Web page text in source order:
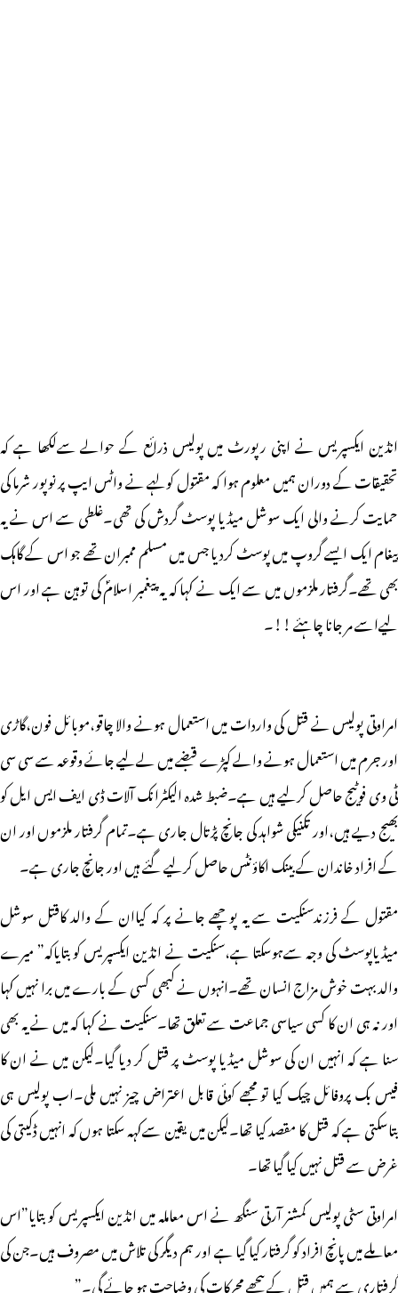
انڈین ایکسپریس نے اپنی رپورٹ میں پولیس ذرائع کے حوالے سےلکھا ہے کہ
تحقیقات کے دوران ہمیں معلوم ہوا کہ مقتول کولہے نے واٹس ایپ پر نوپور شرما کی
حمایت کرنے والی ایک سوشل میڈیا پوسٹ گردش کی تھی۔غلطی سے اس نے یہ
پیغام ایک ایسے گروپ میں پوسٹ کردیا جس میں مسلم ممبران تھے جو اس کے گاہک
بھی تھے۔گرفتار ملزموں میں سے ایک نے کہا کہ یہ پیغمبر اسلامؐ کی توہین ہے اور اس
لیےاسے مر جانا چاہئے !!۔
امراوتی پولیس نے قتل کی واردات میں استعمال ہونے والا چاقو،موبائل فون،گاڑی
اور جرم میں استعمال ہونے والے کپڑے قبضے میں لےلیے جائے وقوعہ سے سی سی
ٹی وی فوٹیج حاصل کرلیے ہیں ہے۔ضبط شدہ الیکٹرانک آلات ڈی ایف ایس ایل کو
بھیج دیے ہیں،اور تکنیکی شواہد کی جانچ پڑتال جاری ہے۔تمام گرفتار ملزموں اور ان
کے افراد خاندان کے بینک اکاؤنٹس حاصل کرلیے گئے ہیں اور جانچ جاری ہے۔
مقتول کے فرزندسنکیت سے یہ پوچھے جانے پر کہ کیاان کے والد کاقتل سوشل
میڈیاپوسٹ کی وجہ سےہوسکتا ہے،سنکیت نے انڈین ایکسپریس کو بتایاکہ” میرے
والد بہت خوش مزاج انسان تھے۔انہوں نے کبھی کسی کے بارے میں برا نہیں کہا
اور نہ ہی ان کا کسی سیاسی جماعت سے تعلق تھا۔سنکیت نے کہا کہ میں نے یہ بھی
سنا ہے کہ انہیں ان کی سوشل میڈیا پوسٹ پر قتل کر دیا گیا۔لیکن میں نے ان کا
فیس بک پروفائل چیک کیا تو مجھے کوئی قابل اعتراض چیز نہیں ملی۔اب پولیس ہی
بتاسکتی ہے کہ قتل کا مقصد کیا تھا۔لیکن میں یقین سےکہہ سکتا ہوں کہ انہیں ڈکیتی کی
غرض سے قتل نہیں کیا گیا تھا۔
امراوتی سٹی پولیس کمشنر آرتی سنگھ نے اس معاملہ میں انڈین ایکسپریس کو بتایا”اس
معاملے میں پانچ افراد کو گرفتار کیا گیا ہے اور ہم دیگر کی تلاش میں مصروف ہیں۔جن کی
گرفتاری سے ہمیں قتل کے پیچھے محرکات کی وضاحت ہو جائے گی۔”